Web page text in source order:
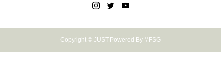
Copyright © JUST Powered By MFSG